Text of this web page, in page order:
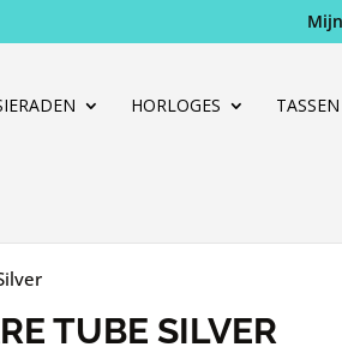
HORLOGES TASSEN
Producten
TUBE SILVER